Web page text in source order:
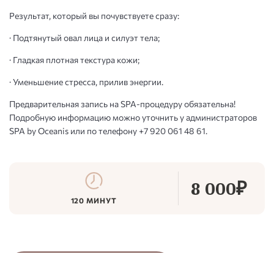
Результат, который вы почувствуете сразу:
· Подтянутый овал лица и силуэт тела;
· Гладкая плотная текстура кожи;
· Уменьшение стресса, прилив энергии.
Предварительная запись на SPA-процедуру обязательна!
Подробную информацию можно уточнить у администраторов
SPA by Oceanis или по телефону +7 920 061 48 61.
120 МИНУТ
8 000₽